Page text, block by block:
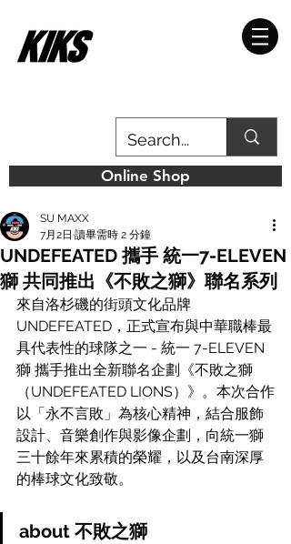
Online Shop
UNDEFEATED 攜手 統一7-ELEVEN
獅 共同推出《不敗之獅》聯名系列
SU MAXX
7月2日 讀畢需時 2 分鐘
來自洛杉磯的街頭文化品牌
UNDEFEATED，正式宣布與中華職棒最
具代表性的球隊之一 - 統一 7-ELEVEN
獅 攜手推出全新聯名企劃《不敗之獅
（UNDEFEATED LIONS）》。本次合作
以「永不言敗」為核心精神，結合服飾
設計、音樂創作與影像企劃，向統一獅
三十餘年來累積的榮耀，以及台南深厚
的棒球文化致敬。
about 不敗之獅